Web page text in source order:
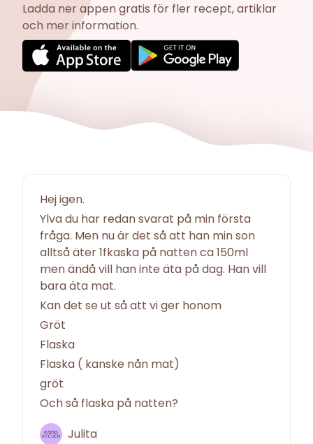
Ladda ner appen gratis för fler recept, artiklar
och mer information.
Hej igen.
Ylva du har redan svarat på min första
fråga. Men nu är det så att han min son
alltså äter 1fkaska på natten ca 150ml
men ändå vill han inte äta på dag. Han vill
bara äta mat.
Kan det se ut så att vi ger honom
Gröt
Flaska
Flaska ( kanske nån mat)
gröt
Och så flaska på natten?
Julita